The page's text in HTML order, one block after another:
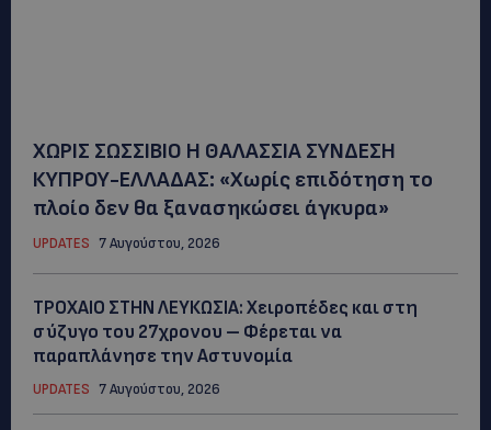
ΧΩΡΙΣ ΣΩΣΣΙΒΙΟ Η ΘΑΛΑΣΣΙΑ ΣΥΝΔΕΣΗ
ΚΥΠΡΟΥ-ΕΛΛΑΔΑΣ: «Χωρίς επιδότηση το
πλοίο δεν θα ξανασηκώσει άγκυρα»
UPDATES 7 Αυγούστου, 2026
ΤΡΟΧΑΙΟ ΣΤΗΝ ΛΕΥΚΩΣΙΑ: Χειροπέδες και στη
σύζυγο του 27χρονου – Φέρεται να
παραπλάνησε την Αστυνομία
UPDATES 7 Αυγούστου, 2026